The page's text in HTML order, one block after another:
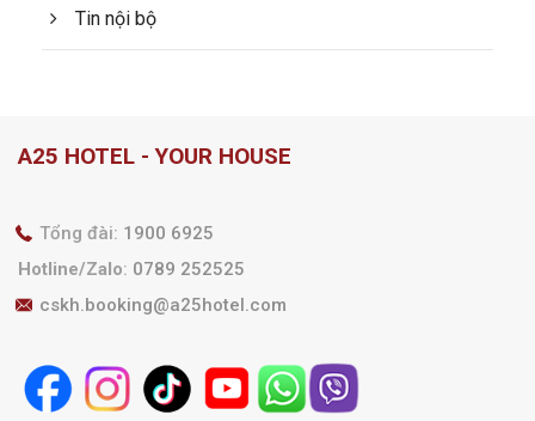
Tin nội bộ
A25 HOTEL - YOUR HOUSE
Tổng đài: 1900 6925
Hotline/Zalo: 0789 252525
cskh.booking@a25hotel.com